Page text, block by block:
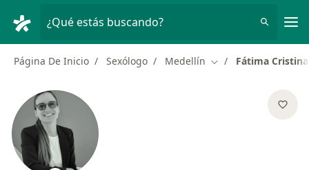
¿Qué estás buscando?
Página De Inicio Sexólogo Medellín Cambiar de ciudad
Fátima